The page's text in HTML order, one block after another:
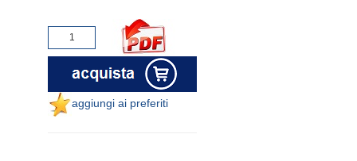
aggiungi ai preferiti